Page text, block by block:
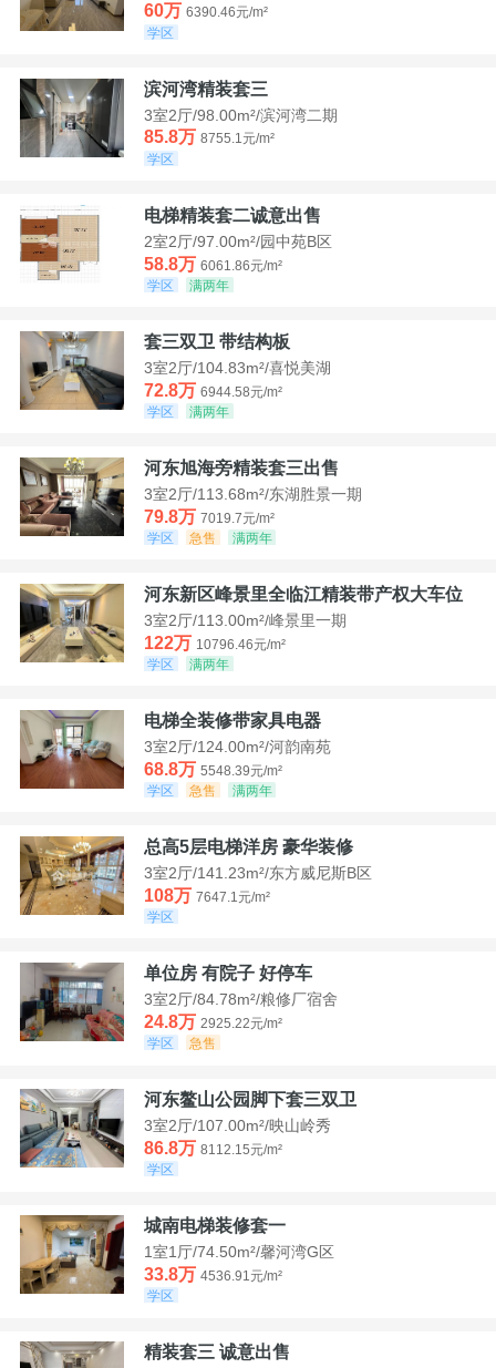
60万 6390.46元/m²
学区
滨河湾精装套三
3室2厅/98.00m²/滨河湾二期
85.8万 8755.1元/m²
学区
电梯精装套二诚意出售
2室2厅/97.00m²/园中苑B区
58.8万 6061.86元/m²
学区
满两年
套三双卫 带结构板
3室2厅/104.83m²/喜悦美湖
72.8万 6944.58元/m²
学区
满两年
河东旭海旁精装套三出售
3室2厅/113.68m²/东湖胜景一期
79.8万 7019.7元/m²
学区
急售 满两年
河东新区峰景里全临江精装带产权大车位
3室2厅/113.00m²/峰景里一期
122万 10796.46元/m²
学区
满两年
电梯全装修带家具电器
3室2厅/124.00m²/河韵南苑
68.8万 5548.39元/m²
学区
急售 满两年
总高5层电梯洋房 豪华装修
3室2厅/141.23m²/东方威尼斯B区
108万 7647.1元/m²
学区
单位房 有院子 好停车
3室2厅/84.78m²/粮修厂宿舍
24.8万 2925.22元/m²
学区
急售
河东鳌山公园脚下套三双卫
3室2厅/107.00m²/映山岭秀
86.8万 8112.15元/m²
学区
城南电梯装修套一
1室1厅/74.50m²/馨河湾G区
33.8万 4536.91元/m²
学区
精装套三 诚意出售